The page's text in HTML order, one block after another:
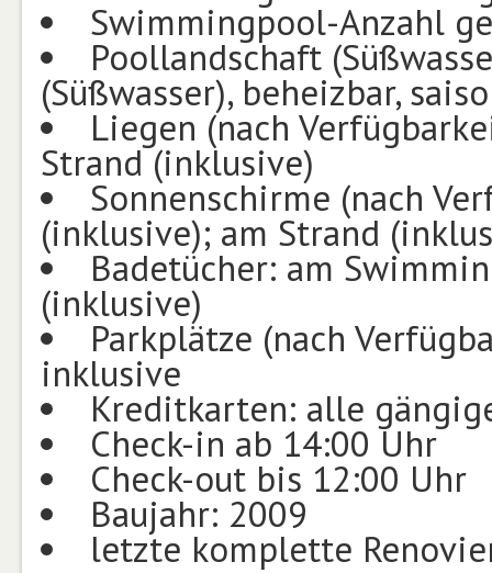
Swimmingpool-Anzahl
Poollandschaft
(Süßwasser), beheizbar,
Liegen (nach
Strand (inklusive)
Sonnenschirme (nach
(inklusive); am Strand
Badetücher: am
(inklusive)
Parkplätze (nach
inklusive
Kreditkarten: alle
Check-in ab 14:00 Uhr
Check-out bis 12:00 Uhr
Baujahr: 2009
letzte komplette